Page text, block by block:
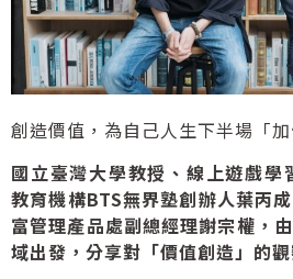
創造價值，為自己人生下半場「加
國立臺灣大學教授、線上遊戲學
教育機構BTS無界塾創辦人葉丙
富管理產品處副總經理謝宗權，
域出發，分享對「價值創造」的觀